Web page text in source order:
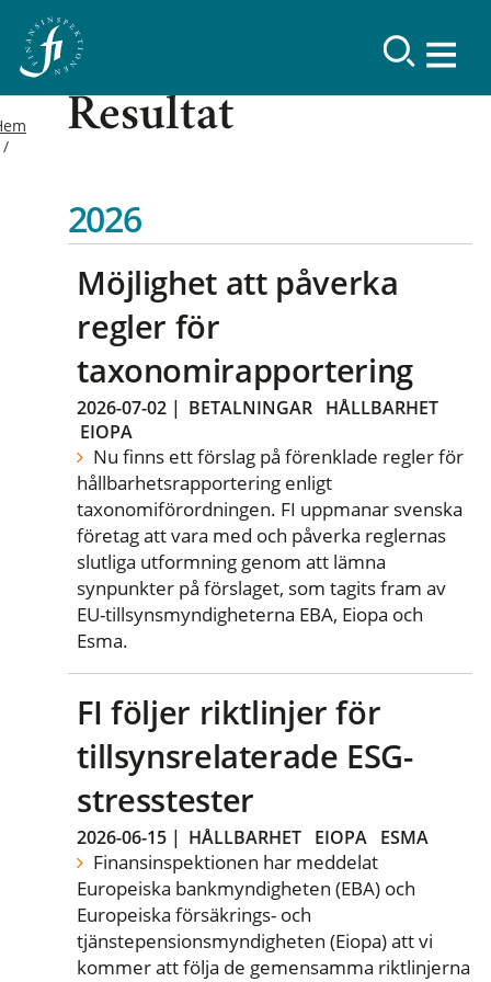
Resultat
2026
Möjlighet att påverka
regler för
taxonomirapportering
2026-07-02 | BETALNINGAR HÅLLBARHET
EIOPA
Nu finns ett förslag på förenklade regler för
hållbarhetsrapportering enligt
taxonomiförordningen. FI uppmanar svenska
företag att vara med och påverka reglernas
slutliga utformning genom att lämna
synpunkter på förslaget, som tagits fram av
EU-tillsynsmyndigheterna EBA, Eiopa och
Esma.
FI följer riktlinjer för
tillsynsrelaterade ESG-
stresstester
2026-06-15 | HÅLLBARHET EIOPA ESMA
Finansinspektionen har meddelat
Europeiska bankmyndigheten (EBA) och
Europeiska försäkrings- och
tjänstepensionsmyndigheten (Eiopa) att vi
kommer att följa de gemensamma riktlinjerna